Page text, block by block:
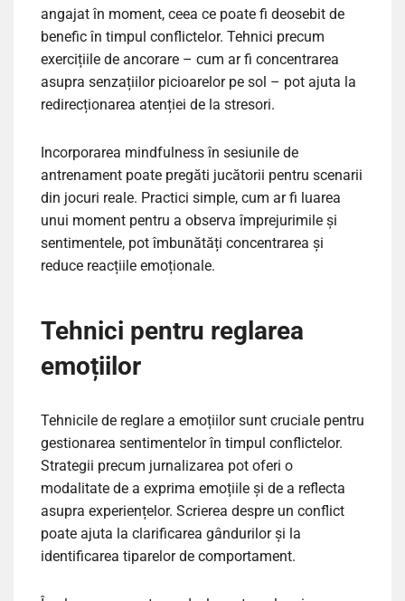
angajat în moment, ceea ce poate fi deosebit de
benefic în timpul conflictelor. Tehnici precum
exercițiile de ancorare – cum ar fi concentrarea
asupra senzațiilor picioarelor pe sol – pot ajuta la
redirecționarea atenției de la stresori.
Incorporarea mindfulness în sesiunile de
antrenament poate pregăti jucătorii pentru scenarii
din jocuri reale. Practici simple, cum ar fi luarea
unui moment pentru a observa împrejurimile și
sentimentele, pot îmbunătăți concentrarea și
reduce reacțiile emoționale.
Tehnici pentru reglarea
emoțiilor
Tehnicile de reglare a emoțiilor sunt cruciale pentru
gestionarea sentimentelor în timpul conflictelor.
Strategii precum jurnalizarea pot oferi o
modalitate de a exprima emoțiile și de a reflecta
asupra experiențelor. Scrierea despre un conflict
poate ajuta la clarificarea gândurilor și la
identificarea tiparelor de comportament.